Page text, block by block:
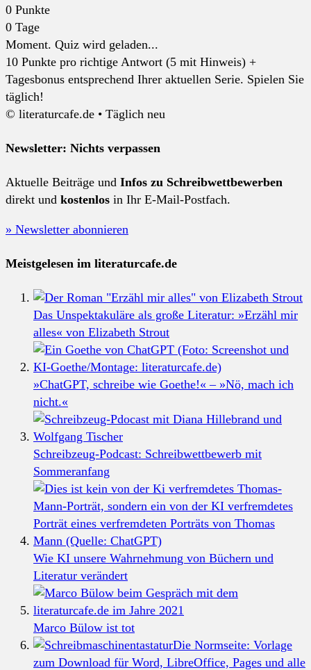
0 Punkte
0 Tage
Moment. Quiz wird geladen...
10 Punkte pro richtige Antwort (5 mit Hinweis) +
Tagesbonus entsprechend Ihrer aktuellen Serie. Spielen Sie
täglich!
© literaturcafe.de • Täglich neu
Newsletter: Nichts verpassen
Aktuelle Beiträge und Infos zu Schreibwettbewerben
direkt und kostenlos in Ihr E-Mail-Postfach.
» Newsletter abonnieren
Meistgelesen im literaturcafe.de
Das Unspektakuläre als große Literatur: »Erzähl mir
alles« von Elizabeth Strout
»ChatGPT, schreibe wie Goethe!« – »Nö, mach ich
nicht.«
Schreibzeug-Podcast: Schreibwettbewerb mit
Sommeranfang
Wie KI unsere Wahrnehmung von Büchern und
Literatur verändert
Marco Bülow ist tot
Die Normseite: Vorlage
zum Download für Word, LibreOffice, Pages und alle